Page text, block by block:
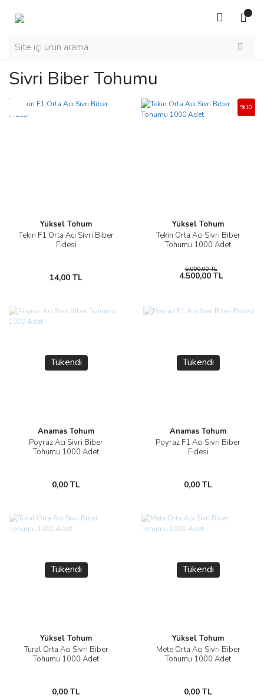
Sivri Biber Tohumu
Yüksel Tohum
Tekin F1 Orta Acı Sivri Biber
Fidesi
14,00 TL
Yüksel Tohum
Tekin Orta Acı Sivri Biber
Tohumu 1000 Adet
%10
5.000,00 TL
4.500,00 TL
Tükendi
Anamas Tohum
Poyraz Acı Sivri Biber
Tohumu 1000 Adet
0,00 TL
Tükendi
Anamas Tohum
Poyraz F1 Acı Sivri Biber
Fidesi
0,00 TL
Tükendi
Yüksel Tohum
Tural Orta Acı Sivri Biber
Tohumu 1000 Adet
0,00 TL
Tükendi
Yüksel Tohum
Mete Orta Acı Sivri Biber
Tohumu 1000 Adet
0,00 TL